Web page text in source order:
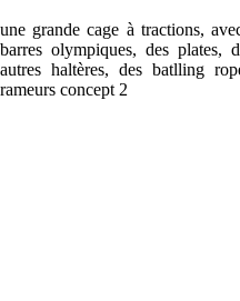
une grande cage à tractions,
barres olympiques, des plates,
autres haltères, des batlling
rameurs concept 2